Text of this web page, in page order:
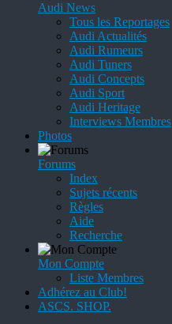
Audi News
Tous les Reportages
Audi Actualités
Audi Rumeurs
Audi Tuners
Audi Concepts
Audi Sport
Audi Heritage
Interviews Membres
Photos
Forums
Index
Sujets récents
Règles
Aide
Recherche
Mon Compte
Liste Membres
Adhérez au Club!
ASCS. SHOP.